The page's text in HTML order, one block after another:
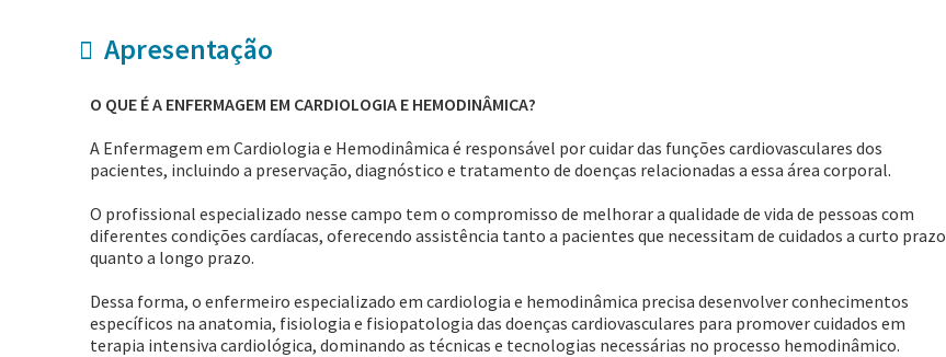
Apresentação
O QUE É A ENFERMAGEM EM CARDIOLOGIA E HEMODINÂMICA?
A Enfermagem em Cardiologia e Hemodinâmica é responsável por cuidar das funções cardiovasculares dos
pacientes, incluindo a preservação, diagnóstico e tratamento de doenças relacionadas a essa área corporal.
O profissional especializado nesse campo tem o compromisso de melhorar a qualidade de vida de pessoas com
diferentes condições cardíacas, oferecendo assistência tanto a pacientes que necessitam de cuidados a curto prazo
quanto a longo prazo.
Dessa forma, o enfermeiro especializado em cardiologia e hemodinâmica precisa desenvolver conhecimentos
específicos na anatomia, fisiologia e fisiopatologia das doenças cardiovasculares para promover cuidados em
terapia intensiva cardiológica, dominando as técnicas e tecnologias necessárias no processo hemodinâmico.